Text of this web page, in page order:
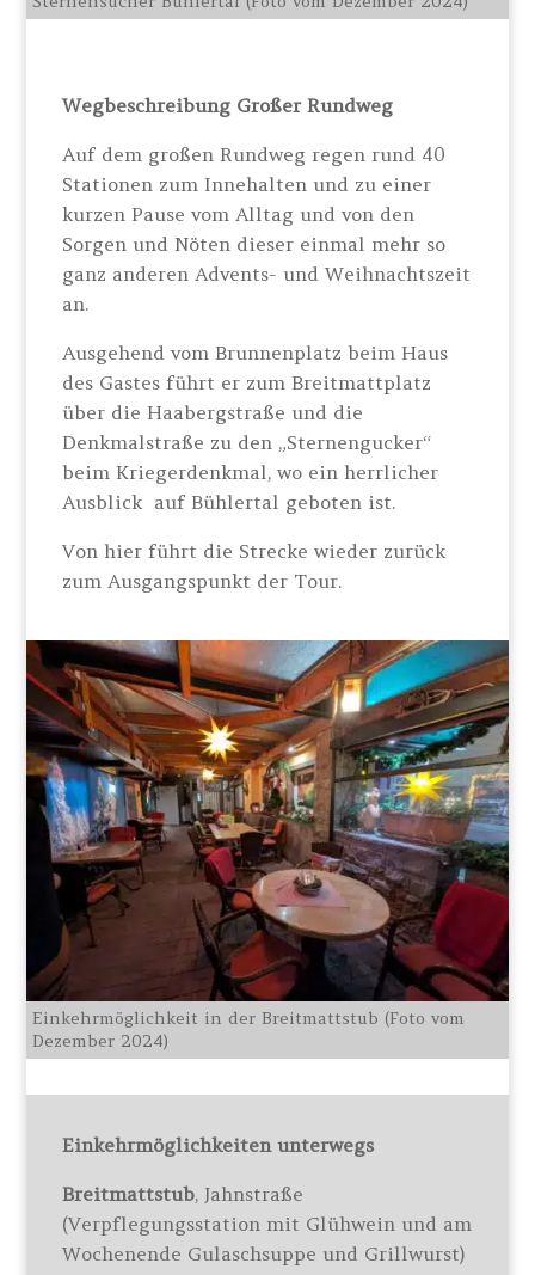
Wegbeschreibung Großer Rundweg
Auf dem großen Rundweg regen rund 40
Stationen zum Innehalten und zu einer
kurzen Pause vom Alltag und von den
Sorgen und Nöten dieser einmal mehr so
ganz anderen Advents- und Weihnachtszeit
an.
Ausgehend vom Brunnenplatz beim Haus
des Gastes führt er zum Breitmattplatz
über die Haabergstraße und die
Denkmalstraße zu den „Sternengucker“
beim Kriegerdenkmal, wo ein herrlicher
Ausblick auf Bühlertal geboten ist.
Von hier führt die Strecke wieder zurück
zum Ausgangspunkt der Tour.
Einkehrmöglichkeit in der Breitmattstub (Foto vom
Dezember 2024)
Einkehrmöglichkeiten unterwegs
Breitmattstub, Jahnstraße
(Verpflegungsstation mit Glühwein und am
Wochenende Gulaschsuppe und Grillwurst)